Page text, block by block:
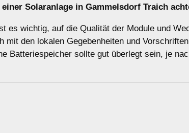
Solaranlage in Gammelsdorf Traich
es wichtig, auf die Qualität der Module und
mit den lokalen Gegebenheiten und
Batteriespeicher sollte gut überlegt sein, je